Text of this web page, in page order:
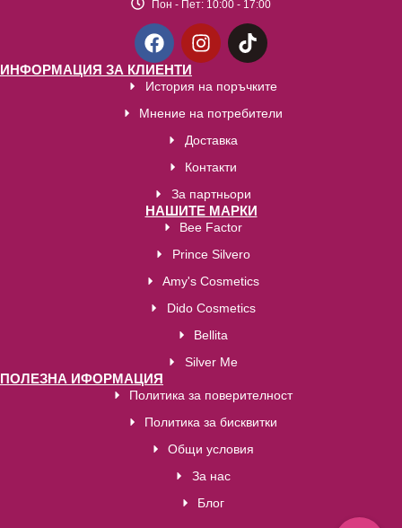
Пон - Пет: 10:00 - 17:00
ИНФОРМАЦИЯ ЗА КЛИЕНТИ
История на поръчките
Мнение на потребители
Доставка
Контакти
За партньори
НАШИТЕ МАРКИ
Bee Factor
Prince Silvero
Amy's Cosmetics
Dido Cosmetics
Bellita
Silver Me
ПОЛЕЗНА ИФОРМАЦИЯ
Политика за поверителност
Политика за бисквитки
Общи условия
За нас
Блог